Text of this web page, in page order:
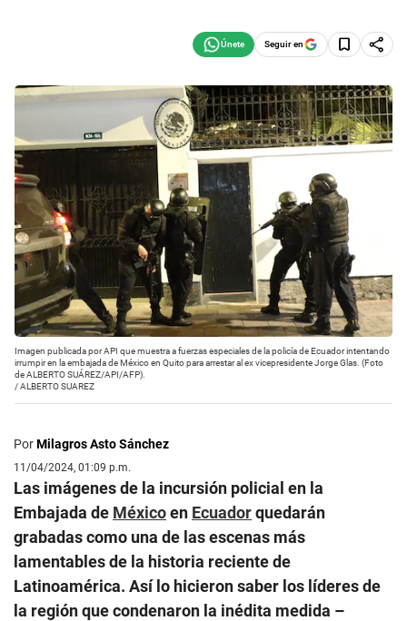
Seguir en
Imagen publicada por API que muestra a fuerzas especiales de la policía de Ecuador intentando
irrumpir en la embajada de México en Quito para arrestar al ex vicepresidente Jorge Glas. (Foto
de ALBERTO SUÁREZ/API/AFP).
/ALBERTO SUAREZ
PorMilagros Asto Sánchez
11/04/2024, 01:09 p.m.
Las imágenes de la incursión policial en la
Embajada de Méxicoen Ecuadorquedarán
grabadas como una de las escenas más
lamentables de la historia reciente de
Latinoamérica. Así lo hicieron saber los líderes de
la región que condenaron la inédita medida –